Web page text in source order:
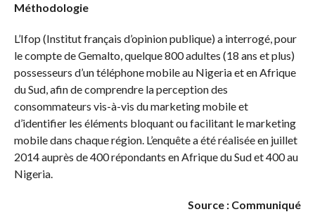
Méthodologie
L’Ifop (Institut français d’opinion publique) a interrogé, pour
le compte de Gemalto, quelque 800 adultes (18 ans et plus)
possesseurs d’un téléphone mobile au Nigeria et en Afrique
du Sud, afin de comprendre la perception des
consommateurs vis-à-vis du marketing mobile et
d’identifier les éléments bloquant ou facilitant le marketing
mobile dans chaque région. L’enquête a été réalisée en juillet
2014 auprès de 400 répondants en Afrique du Sud et 400 au
Nigeria.
Source : Communiqué